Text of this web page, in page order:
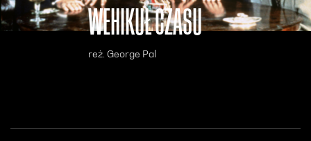
WEHIKUŁ CZASU
reż. George Pal